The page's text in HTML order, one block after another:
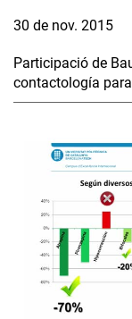
30 de nov. 2015
Participació de
contactología